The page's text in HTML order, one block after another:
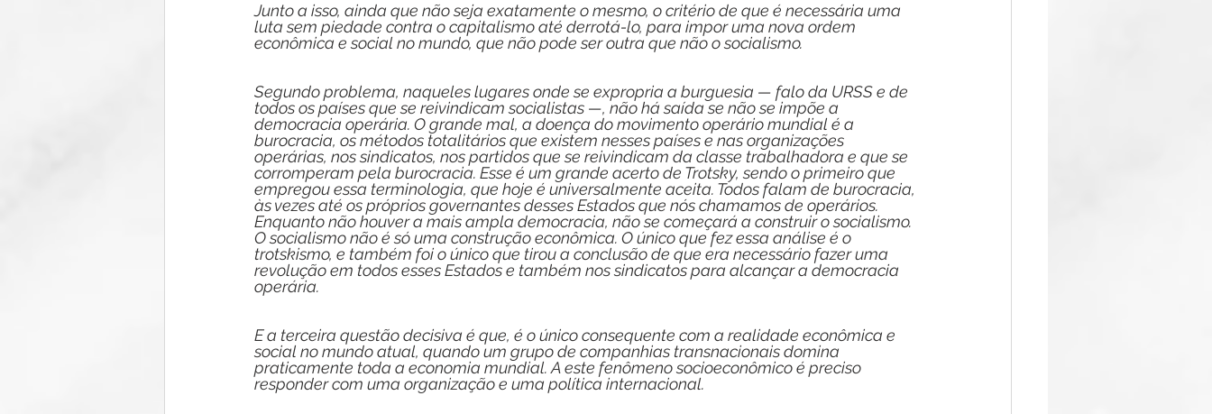
Junto a isso, ainda que não seja exatamente o mesmo, o critério de que é necessária uma
luta sem piedade contra o capitalismo até derrotá-lo, para impor uma nova ordem
econômica e social no mundo, que não pode ser outra que não o socialismo.
Segundo problema, naqueles lugares onde se expropria a burguesia — falo da URSS e de
todos os países que se reivindicam socialistas —, não há saída se não se impõe a
democracia operária. O grande mal, a doença do movimento operário mundial é a
burocracia, os métodos totalitários que existem nesses países e nas organizações
operárias, nos sindicatos, nos partidos que se reivindicam da classe trabalhadora e que se
corromperam pela burocracia. Esse é um grande acerto de Trotsky, sendo o primeiro que
empregou essa terminologia, que hoje é universalmente aceita. Todos falam de burocracia,
às vezes até os próprios governantes desses Estados que nós chamamos de operários.
Enquanto não houver a mais ampla democracia, não se começará a construir o socialismo.
O socialismo não é só uma construção econômica. O único que fez essa análise é o
trotskismo, e também foi o único que tirou a conclusão de que era necessário fazer uma
revolução em todos esses Estados e também nos sindicatos para alcançar a democracia
operária.
E a terceira questão decisiva é que, é o único consequente com a realidade econômica e
social no mundo atual, quando um grupo de companhias transnacionais domina
praticamente toda a economia mundial. A este fenômeno socioeconômico é preciso
responder com uma organização e uma política internacional.